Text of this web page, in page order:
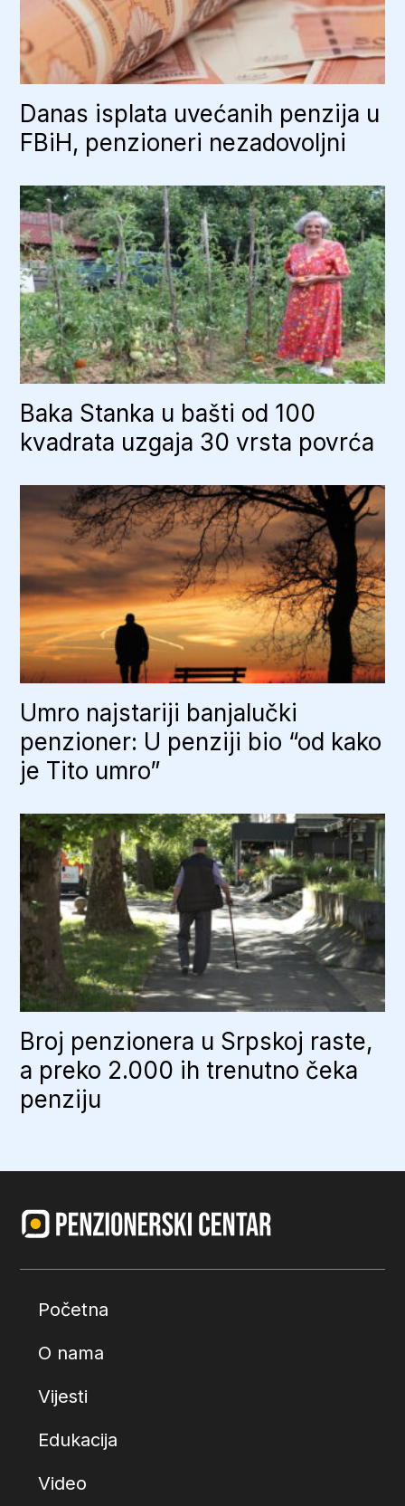
Danas isplata uvećanih penzija u
FBiH, penzioneri nezadovoljni
Baka Stanka u bašti od 100
kvadrata uzgaja 30 vrsta povrća
Umro najstariji banjalučki
penzioner: U penziji bio “od kako
je Tito umro”
Broj penzionera u Srpskoj raste,
a preko 2.000 ih trenutno čeka
penziju
Početna
O nama
Vijesti
Edukacija
Video